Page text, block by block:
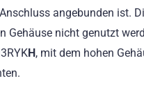
angebunden ist.
Gehäuse nicht genutzt
H, mit dem hohen